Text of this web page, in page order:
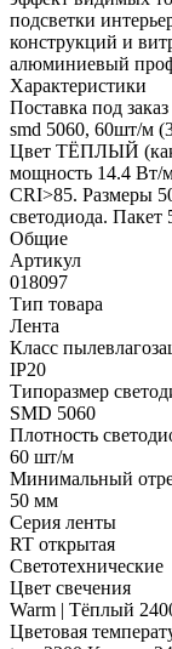
подсветки
конструкций и
алюминиевый
Характеристики
Поставка под
smd 5060, 60шт/м
Цвет ТЁПЛЫЙ (как
мощность 14.4 Вт/
CRI>85. Размеры
светодиода. Пакет
Общие
Артикул
018097
Тип товара
Лента
Класс
IP20
Типоразмер
SMD 5060
Плотность
60 шт/м
Минимальный
50 мм
Серия ленты
RT открытая
Светотехнические
Цвет свечения
Warm | Тёплый
Цветовая